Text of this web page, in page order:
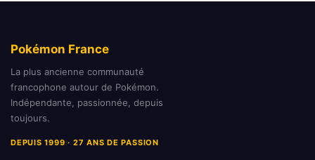
Pokémon France
La plus ancienne communauté
francophone autour de Pokémon.
Indépendante, passionnée, depuis
toujours.
DEPUIS 1999 · 27 ANS DE PASSION